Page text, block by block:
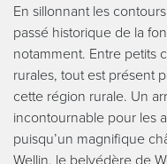
En sillonnant les
passé historique de la
notamment. Entre petits
rurales, tout est présent
cette région rurale. Un
incontournable pour les
puisqu’un magnifique